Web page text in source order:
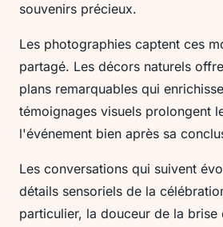
souvenirs précieux.
Les photographies captent ces
partagé. Les décors naturels
plans remarquables qui
témoignages visuels prolongent
l'événement bien après sa
Les conversations qui suivent
détails sensoriels de la
particulier, la douceur de la